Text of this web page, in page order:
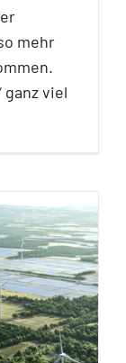
mehr
ganz viel